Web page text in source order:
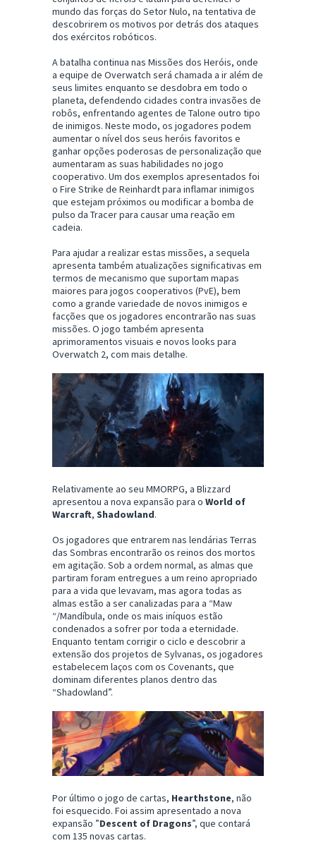
mundo das forças do Setor Nulo, na tentativa de
descobrirem os motivos por detrás dos ataques
dos exércitos robóticos.
A batalha continua nas Missões dos Heróis, onde
a equipe de Overwatch será chamada a ir além de
seus limites enquanto se desdobra em todo o
planeta, defendendo cidades contra invasões de
robôs, enfrentando agentes de Talone outro tipo
de inimigos. Neste modo, os jogadores podem
aumentar o nível dos seus heróis favoritos e
ganhar opções poderosas de personalização que
aumentaram as suas habilidades no jogo
cooperativo. Um dos exemplos apresentados foi
o Fire Strike de Reinhardt para inflamar inimigos
que estejam próximos ou modificar a bomba de
pulso da Tracer para causar uma reação em
cadeia.
Para ajudar a realizar estas missões, a sequela
apresenta também atualizações significativas em
termos de mecanismo que suportam mapas
maiores para jogos cooperativos (PvE), bem
como a grande variedade de novos inimigos e
facções que os jogadores encontrarão nas suas
missões. O jogo também apresenta
aprimoramentos visuais e novos looks para
Overwatch 2, com mais detalhe.
Relativamente ao seu MMORPG, a Blizzard
apresentou a nova expansão para o World of
Warcraft, Shadowland.
Os jogadores que entrarem nas lendárias Terras
das Sombras encontrarão os reinos dos mortos
em agitação. Sob a ordem normal, as almas que
partiram foram entregues a um reino apropriado
para a vida que levavam, mas agora todas as
almas estão a ser canalizadas para a “Maw
“/Mandíbula, onde os mais iníquos estão
condenados a sofrer por toda a eternidade.
Enquanto tentam corrigir o ciclo e descobrir a
extensão dos projetos de Sylvanas, os jogadores
estabelecem laços com os Covenants, que
dominam diferentes planos dentro das
“Shadowland”.
Por último o jogo de cartas, Hearthstone, não
foi esquecido. Foi assim apresentado a nova
expansão ”Descent of Dragons”, que contará
com 135 novas cartas.